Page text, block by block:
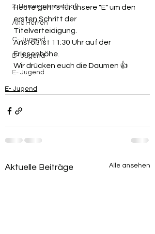
2. Herrenmannschaft
Alte Herren
C- Jugend
D- Jugend
E- Jugend
Heute geht's für unsere "E" um den
ersten Schritt der
Titelverteidigung.
Anstoß ist 11:30 Uhr auf der
Friesenhöhe.
Wir drücken euch die Daumen 👍
E- Jugend
Aktuelle Beiträge Alle ansehen